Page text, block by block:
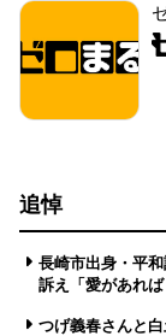
追悼
長崎市出身・平
訴え「愛があれ
つげ義春さんと